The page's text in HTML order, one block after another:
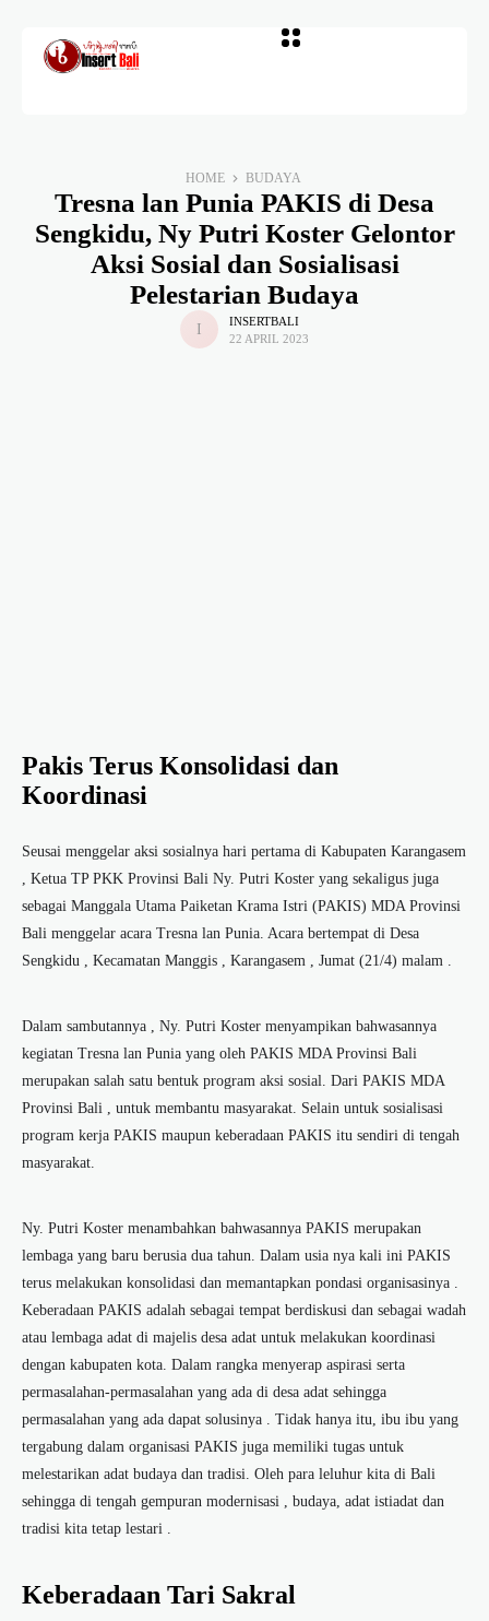
HOME BUDAYA
Tresna lan Punia PAKIS di Desa
Sengkidu, Ny Putri Koster Gelontor
Aksi Sosial dan Sosialisasi
Pelestarian Budaya
INSERTBALI
22 APRIL 2023
Pakis Terus Konsolidasi dan
Koordinasi
Seusai menggelar aksi sosialnya hari pertama di Kabupaten Karangasem
, Ketua TP PKK Provinsi Bali Ny. Putri Koster yang sekaligus juga
sebagai Manggala Utama Paiketan Krama Istri (PAKIS) MDA Provinsi
Bali menggelar acara Tresna lan Punia. Acara bertempat di Desa
Sengkidu , Kecamatan Manggis , Karangasem , Jumat (21/4) malam .
Dalam sambutannya , Ny. Putri Koster menyampikan bahwasannya
kegiatan Tresna lan Punia yang oleh PAKIS MDA Provinsi Bali
merupakan salah satu bentuk program aksi sosial. Dari PAKIS MDA
Provinsi Bali , untuk membantu masyarakat. Selain untuk sosialisasi
program kerja PAKIS maupun keberadaan PAKIS itu sendiri di tengah
masyarakat.
Ny. Putri Koster menambahkan bahwasannya PAKIS merupakan
lembaga yang baru berusia dua tahun. Dalam usia nya kali ini PAKIS
terus melakukan konsolidasi dan memantapkan pondasi organisasinya .
Keberadaan PAKIS adalah sebagai tempat berdiskusi dan sebagai wadah
atau lembaga adat di majelis desa adat untuk melakukan koordinasi
dengan kabupaten kota. Dalam rangka menyerap aspirasi serta
permasalahan-permasalahan yang ada di desa adat sehingga
permasalahan yang ada dapat solusinya . Tidak hanya itu, ibu ibu yang
tergabung dalam organisasi PAKIS juga memiliki tugas untuk
melestarikan adat budaya dan tradisi. Oleh para leluhur kita di Bali
sehingga di tengah gempuran modernisasi , budaya, adat istiadat dan
tradisi kita tetap lestari .
Keberadaan Tari Sakral